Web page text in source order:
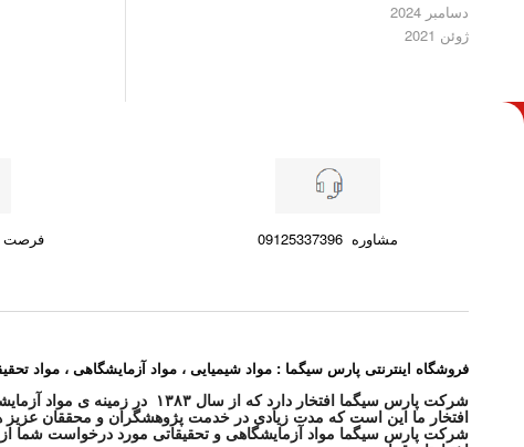
دسامبر 2024
ژوئن 2021
مشاوره09125337396 فرصت ۷ روزه بازگشت کالا
فروشگاه اینترنتی پارس سیگما : مواد شیمیایی ، مواد آزمایشگاهی ، مواد
شرکت پارس سیگما افتخار دارد که از سال ۱۳۸۳ در زمینه ی مواد آزمایشگاهی و مواد شیمیایی و محصولات پزشکی در خدمت شما بوده و هست .
افتخار ما این است که مدت زیادی در خدمت پژوهشگران و محققان عزیز